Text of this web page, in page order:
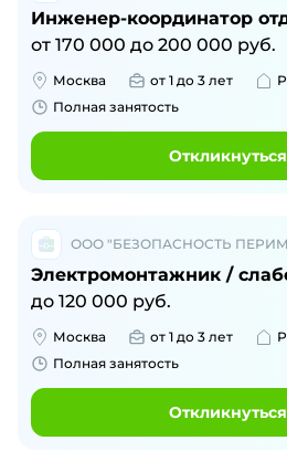
Инженер-координатор
от 170 000 до 200 000 руб.
Москва от 1 до 3 лет
Полная занятость
Откликнуться
ООО "БЕЗОПАСНОСТЬ
Электромонтажник /
до 120 000 руб.
Москва от 1 до 3 лет
Полная занятость
Откликнуться